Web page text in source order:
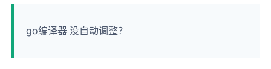
go编译器 没自动调整？